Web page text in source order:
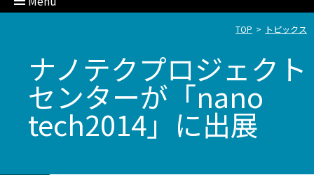
TOP トピックス
ナノテクプロジェクト
センターが「nano
tech2014」に出展